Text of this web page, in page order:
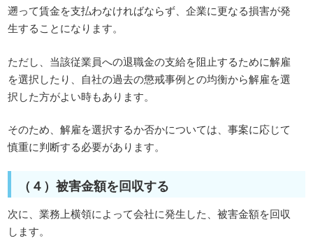
遡って賃金を支払わなければならず、企業に更なる損害が発
生することになります。
ただし、当該従業員への退職金の支給を阻止するために解雇
を選択したり、自社の過去の懲戒事例との均衡から解雇を選
択した方がよい時もあります。
そのため、解雇を選択するか否かについては、事案に応じて
慎重に判断する必要があります。
（４）被害金額を回収する
次に、業務上横領によって会社に発生した、被害金額を回収
します。